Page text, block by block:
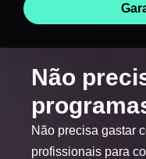
Não
Não precisa gastar
profissionais para